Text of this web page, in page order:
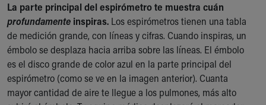
Visiting
Gift Shop
Department of Public Safety
Health Info
Health Information
Healthy Info, Healthy Kids
Inside Children's Blog
La parte principal del espirómetro te muestra cuán
profundamente inspiras. Los espirómetros tienen una tabla
de medición grande, con líneas y cifras. Cuando inspiras, un
émbolo se desplaza hacia arriba sobre las líneas. El émbolo
es el disco grande de color azul en la parte principal del
espirómetro (como se ve en la imagen anterior). Cuanta
mayor cantidad de aire te llegue a los pulmones, más alto